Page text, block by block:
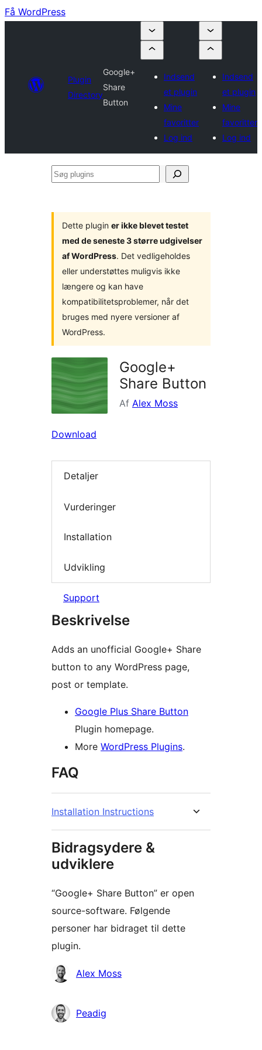
Få WordPress
Plugin
Directory
Google+
Share
Button
Indsend
et plugin
Mine
favoritter
Log ind
Indsend
et plugin
Mine
favoritter
Log ind
Søg
Dette plugin er ikke blevet testet
med de seneste 3 større udgivelser
af WordPress. Det vedligeholdes
eller understøttes muligvis ikke
længere og kan have
kompatibilitetsproblemer, når det
bruges med nyere versioner af
WordPress.
Google+
Share Button
Af Alex Moss
Download
Detaljer
Vurderinger
Installation
Udvikling
Support
Beskrivelse
Adds an unofficial Google+ Share
button to any WordPress page,
post or template.
Google Plus Share Button
Plugin homepage.
More WordPress Plugins.
FAQ
Installation Instructions
Bidragsydere &
udviklere
“Google+ Share Button” er open
source-software. Følgende
personer har bidraget til dette
plugin.
Bidragsydere
Alex Moss
Peadig